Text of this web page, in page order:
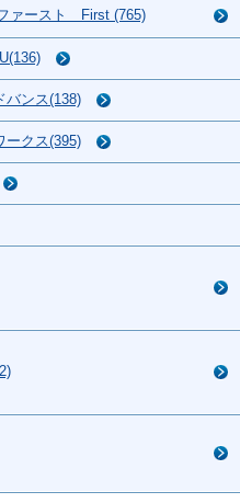
ァースト First (765)
ンス(138)
クス(395)